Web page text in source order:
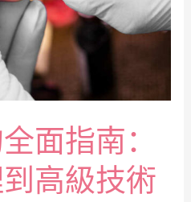
面指南：
高級技術